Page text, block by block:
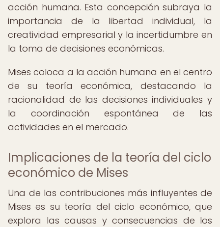
acción humana. Esta concepción subraya la
importancia de la libertad individual, la
creatividad empresarial y la incertidumbre en
la toma de decisiones económicas.
Mises coloca a la acción humana en el centro
de su teoría económica, destacando la
racionalidad de las decisiones individuales y
la coordinación espontánea de las
actividades en el mercado.
Implicaciones de la teoría del ciclo
económico de Mises
Una de las contribuciones más influyentes de
Mises es su teoría del ciclo económico, que
explora las causas y consecuencias de los